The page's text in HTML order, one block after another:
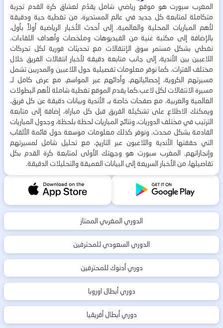
المغرب سبورت هو موقع رياضي شامل يقدّم لعشاق كرة القدم تجربة
متكاملة لمتابعة كل جديد في عالم المستديرة، من تغطية حية ودقيقة
لأهم المباريات المحلية والعالمية، إلى أحدث الأخبار الرياضية أولاً بأول،
بالإضافة إلى مكتبة غنية من الفيديوهات وملخصات وأهداف اللقاءات.
نغطي بشكل مستمر سوق الإنتقالات مع تحديثات فورية لكل تحركات
اللاعبين بين الأندية، إلى جانب متابعة دقيقة لأخبار انتقالات الفريق خلال
مختلف الفترات. كما نوفر معلومات تفصيلية حول اللاعبين والمدربين تشمل
مسيرتهم الكروية، إحصائياتهم، وأدائهم عبر المواسم، مع عرض كامل لـ
مسيرة الانتقالات لكل لاعب.كما يقدم الموقع تغطية شاملة لأهم البطولات
العالمية والعربية، مع صفحات خاصة بـ الأندية وبيانات دقيقة عن كل فريق.
ويمكنك الاطلاع على تشكيلة الفريق قبل كل مباراة، إضافة إلى متابعة
الترتيب في مختلف الدوريات، ونتائج المباريات لحظة بلحظة، وجدول المباريات
القادمة بشكل محدث. ونوفر كذلك معلومات موسعة حول قائمة الألقاب
التي حققتها الأندية واللاعبون عبر التاريخ، مع تحليل شامل لمسيرتهم
وإنجازاتهم. المغرب سبورت هو وجهتك الأولى لمتابعة كرة القدم بكل
تفاصيلها، من الأخبار السريعة إلى البيانات العميقة والتحليلات الدقيقة.
الدوري المغربي الممتاز
الدوري السعودي للمحترفين
دوري أدنوك للمحترفين
دوري أبطال اوروبا
دوري أبطال أفريقيا